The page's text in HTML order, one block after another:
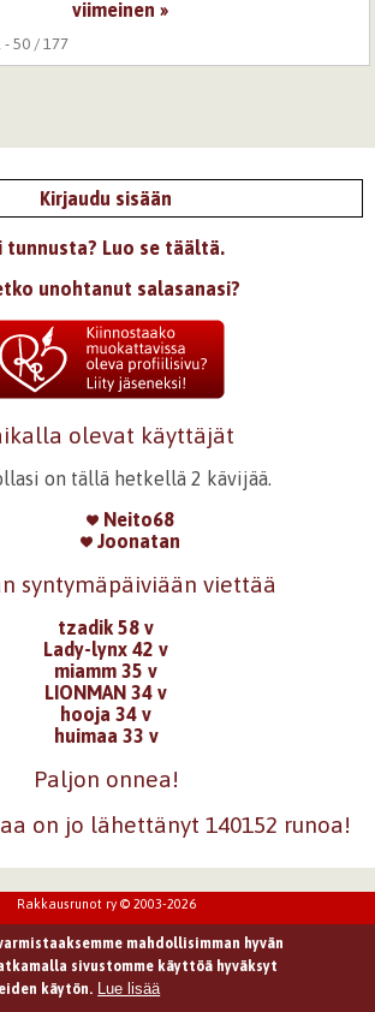
viimeinen »
50 / 177
Kirjaudu sisään
tunnusta? Luo se täältä.
unohtanut salasanasi?
olevat käyttäjät
on tällä hetkellä 2 kävijää.
Neito68
Joonatan
syntymäpäiviään viettää
tzadik 58 v
Lady-lynx 42 v
miamm 35 v
LIONMAN 34 v
hooja 34 v
huimaa 33 v
Paljon onnea!
on jo lähettänyt 140152 runoa!
Rakkausrunot ry © 2003-2026
mahdollisimman hyvän
sivustomme käyttöä hyväksyt
käytön. Lue lisää